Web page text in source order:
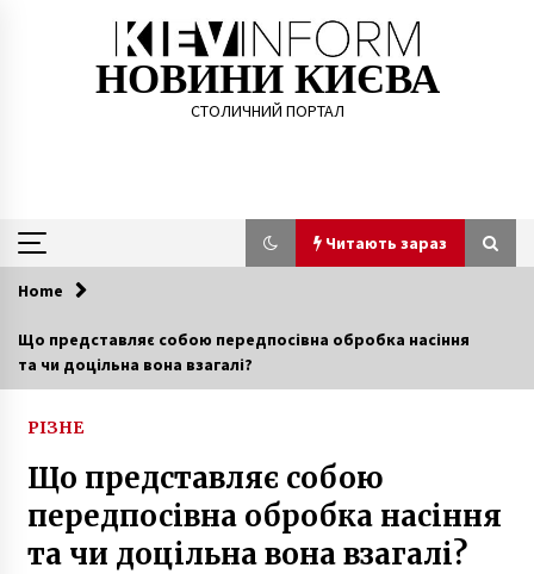
НОВИНИ КИЄВА
СТОЛИЧНИЙ ПОРТАЛ
Читають зараз
Читають зараз
Лікарі оприлюднили перші результати
аналізів Порошенка
Як живе Київ в умовах карантину
6 років ago
Home
Що представляє собою передпосівна обробка насіння
та чи доцільна вона взагалі?
РІЗНЕ
Що представляє собою
передпосівна обробка насіння
та чи доцільна вона взагалі?